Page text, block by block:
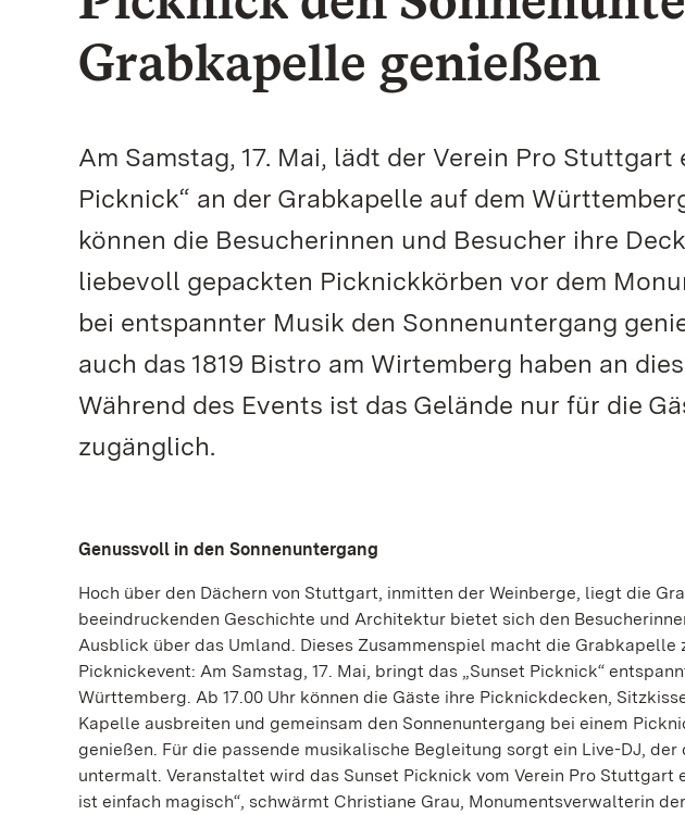
Grabkapelle genießen
Am Samstag, 17. Mai, lädt der Verein Pro Stuttgart
Picknick“ an der Grabkapelle auf dem
können die Besucherinnen und Besucher ihre
liebevoll gepackten Picknickkörben vor dem
bei entspannter Musik den Sonnenuntergang
auch das 1819 Bistro am Wirtemberg haben an
Während des Events ist das Gelände nur für die
zugänglich.
Genussvoll in den Sonnenuntergang
Hoch über den Dächern von Stuttgart, inmitten der Weinberge, liegt die
beeindruckenden Geschichte und Architektur bietet sich den
Ausblick über das Umland. Dieses Zusammenspiel macht die
Picknickevent: Am Samstag, 17. Mai, bringt das „Sunset Picknick“
Württemberg. Ab 17.00 Uhr können die Gäste ihre Picknickdecken,
Kapelle ausbreiten und gemeinsam den Sonnenuntergang bei einem
genießen. Für die passende musikalische Begleitung sorgt ein Live-DJ,
untermalt. Veranstaltet wird das Sunset Picknick vom Verein Pro Stuttgart
ist einfach magisch“, schwärmt Christiane Grau, Monumentsverwalterin